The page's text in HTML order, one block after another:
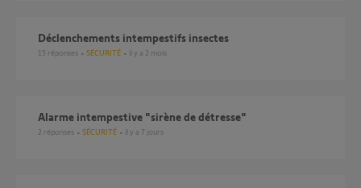
Déclenchements intempestifs insectes
15 réponses SÉCURITÉ il y a 2 mois
Alarme intempestive "sirène de détresse"
2 réponses SÉCURITÉ il y a 7 jours